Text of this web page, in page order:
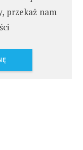
przekaż nam